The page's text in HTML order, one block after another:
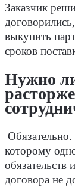
Заказчик
выкупить
сроков
Нужно
Обязательно.
которому
обязательств
договора не